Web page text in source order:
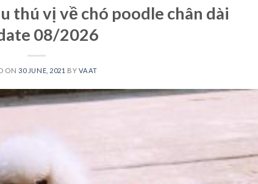
thú vị về chó poodle chân dài
08/2026
ON30 JUNE, 2021 BY VAAT